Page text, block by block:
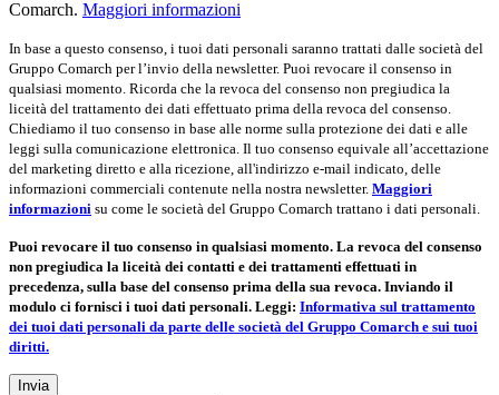
Comarch. Maggiori informazioni
In base a questo consenso, i tuoi dati personali saranno trattati dalle società del
Gruppo Comarch per l’invio della newsletter. Puoi revocare il consenso in
qualsiasi momento. Ricorda che la revoca del consenso non pregiudica la
liceità del trattamento dei dati effettuato prima della revoca del consenso.
Chiediamo il tuo consenso in base alle norme sulla protezione dei dati e alle
leggi sulla comunicazione elettronica. Il tuo consenso equivale all’accettazione
del marketing diretto e alla ricezione, all'indirizzo e-mail indicato, delle
informazioni commerciali contenute nella nostra newsletter. Maggiori
informazioni su come le società del Gruppo Comarch trattano i dati personali.
Puoi revocare il tuo consenso in qualsiasi momento. La revoca del consenso
non pregiudica la liceità dei contatti e dei trattamenti effettuati in
precedenza, sulla base del consenso prima della sua revoca. Inviando il
modulo ci fornisci i tuoi dati personali. Leggi: Informativa sul trattamento
dei tuoi dati personali da parte delle società del Gruppo Comarch e sui tuoi
diritti.
Invia